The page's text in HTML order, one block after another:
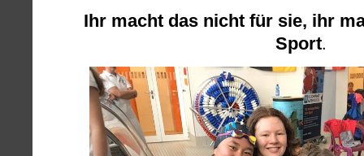
Ihr macht das nicht für sie, ihr
Sport.